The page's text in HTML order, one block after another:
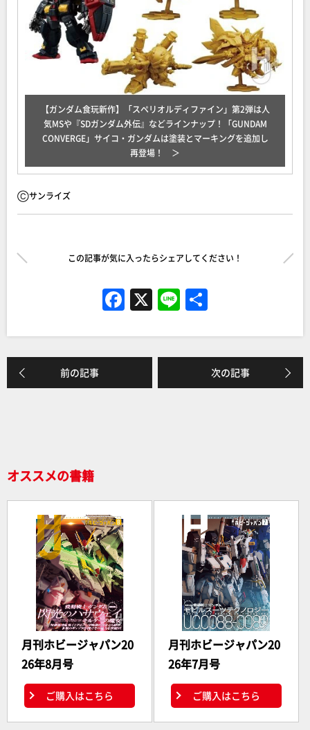
【ガンダム食玩新作】「スペリオルディファイン」第2弾は人
気MSや『SDガンダム外伝』などラインナップ！「GUNDAM
CONVERGE」サイコ・ガンダムは塗装とマーキングを追加し
再登場！
Ⓒサンライズ
この記事が気に入ったらシェアしてください！
F
a
c
e
b
X Li
n
e
前の記事 次の記事
オススメの書籍
月刊ホビージャパン20
26年8月号
ご購入はこちら
月刊ホビージャパン20
26年7月号
ご購入はこちら